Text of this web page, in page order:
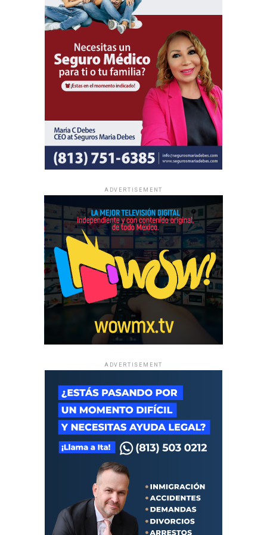
Al igual que las asambleas regionales, la entrada a todas
las asambleas internacionales es completamente gratuita
y no se realizan colectas de dinero.
La información oficial sobre fechas, lugares y el programa
completo de las Asambleas Regionales e Internacionales
ADVERTISEMENT
ADVERTISEMENT